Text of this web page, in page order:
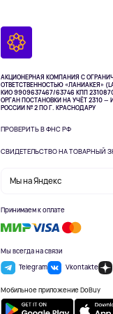
АКЦИОНЕРНАЯ КОМПАНИЯ С
ОТВЕТСТВЕННОСТЬЮ «ЛАНИАКЕЯ»
КИО 9909637467/63746 КПП
ОРГАН ПОСТАНОВКИ НА УЧЁТ 2310
РОССИИ № 2 ПО Г. КРАСНОДАРУ
ПРОВЕРИТЬ В ФНС РФ
СВИДЕТЕЛЬСТВО НА ТОВАРНЫЙ
Мы на Яндекс
Принимаем к оплате
Мы всегда на связи
Telegram
Vkontakte
Мобильное приложение DoBuy